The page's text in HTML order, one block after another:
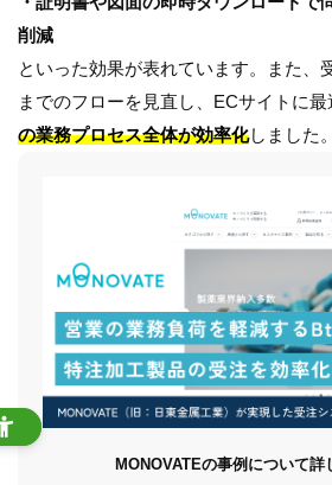
削減
といった効果が表れています。また、
までのフローを見直し、ECサイトに最
の業務プロセス全体が効率化しました。
MONOVATEの事例について詳